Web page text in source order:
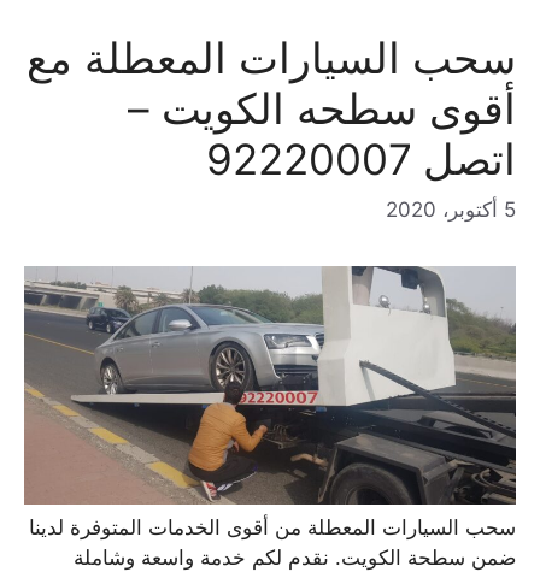
سحب السيارات المعطلة مع
أقوى سطحه الكويت –
اتصل 92220007
سحب السيارات المعطلة من أقوى الخدمات المتوفرة لدينا
ضمن سطحة الكويت. نقدم لكم خدمة واسعة وشاملة